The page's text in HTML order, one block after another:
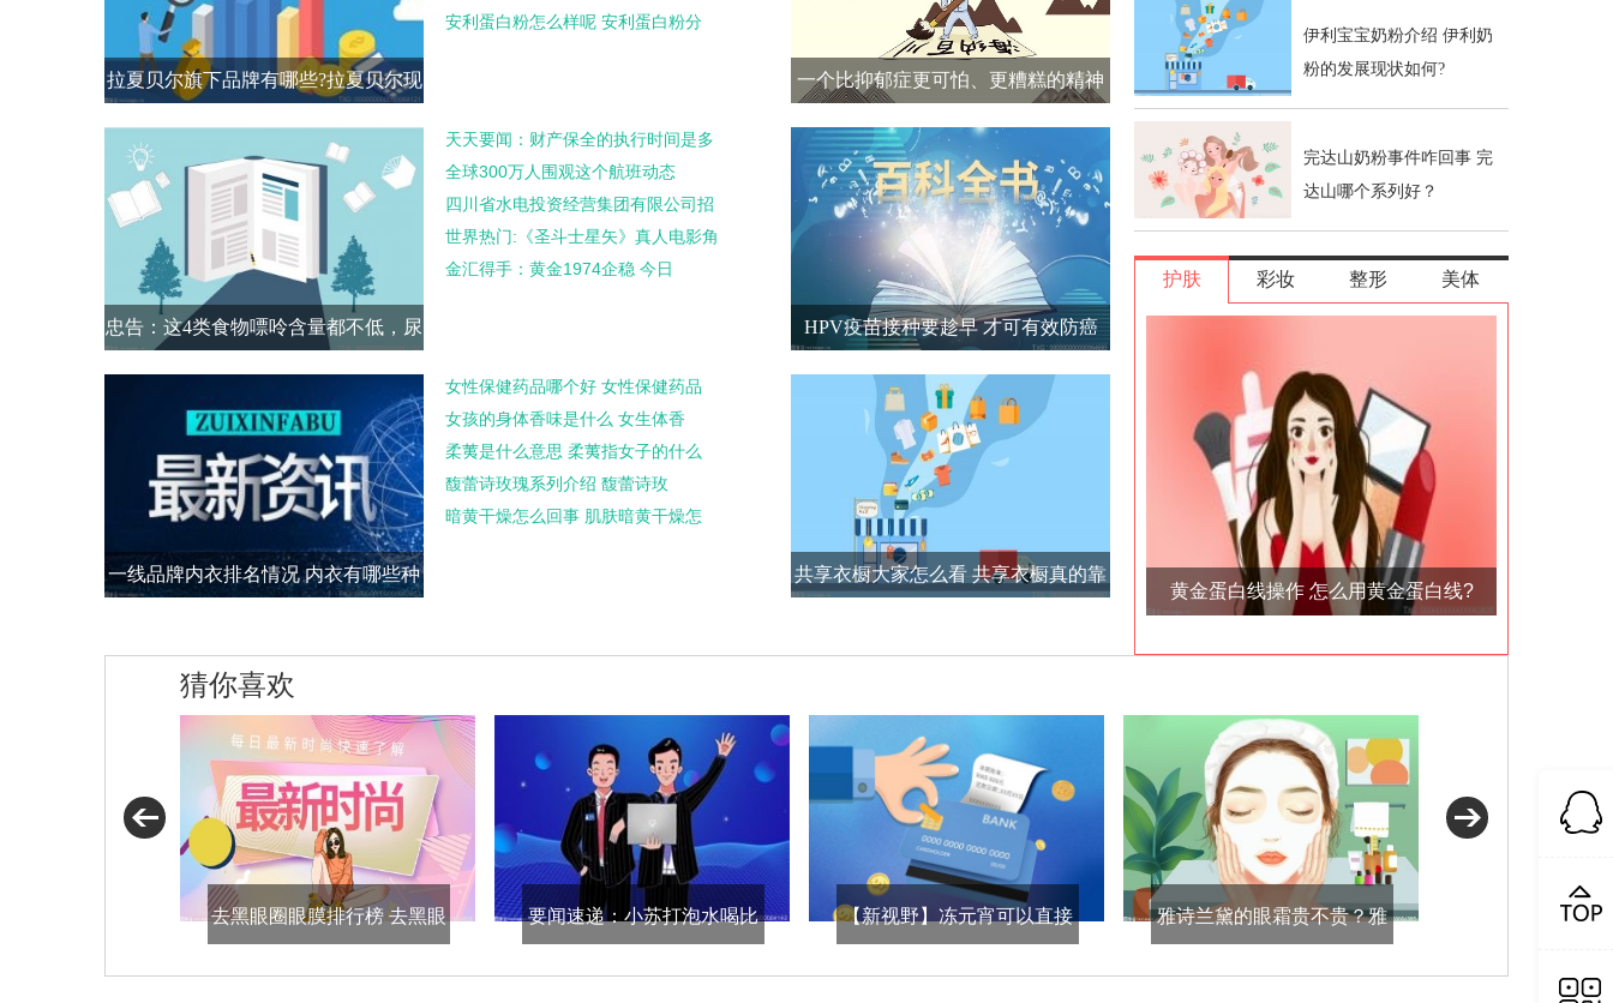
拉夏贝尔旗下品牌有哪些?拉夏贝尔现
在发展如何?
安利蛋白粉怎么样呢 安利蛋白粉分
一个比抑郁症更可怕、更糟糕的精神
疾病：躁郁症 全球观察
忠告：这4类食物嘌呤含量都不低，尿
酸高的人轻易碰不得
天天要闻：财产保全的执行时间是多
全球300万人围观这个航班动态
四川省水电投资经营集团有限公司招
世界热门:《圣斗士星矢》真人电影角
金汇得手：黄金1974企稳 今日
HPV疫苗接种要趁早 才可有效防癌
一线品牌内衣排名情况 内衣有哪些种
女性保健药品哪个好 女性保健药品
女孩的身体香味是什么 女生体香
柔荑是什么意思 柔荑指女子的什么
馥蕾诗玫瑰系列介绍 馥蕾诗玫
暗黄干燥怎么回事 肌肤暗黄干燥怎
共享衣橱大家怎么看 共享衣橱真的靠
伊利宝宝奶粉介绍 伊利奶
粉的发展现状如何?
完达山奶粉事件咋回事 完
达山哪个系列好？
护肤 彩妆 整形 美体
黄金蛋白线操作 怎么用黄金蛋白线?
猜你喜欢
去黑眼圈眼膜排行榜 去黑眼
圈眼膜汇总大全
要闻速递：小苏打泡水喝比
例是多少 苏打水一天喝多少
【新视野】冻元宵可以直接
油炸吗 炸元宵需要解冻吗
雅诗兰黛的眼霜贵不贵？雅
诗兰黛的眼霜多少钱一瓶？